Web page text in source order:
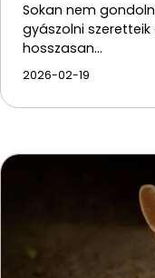
Sokan nem
gyászolni
hosszasan…
2026-02-19